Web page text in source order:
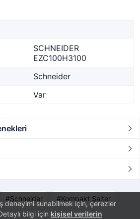
deneyimi sunabilmek için, çerezler
bilgi için kişisel verilerin
SCHNEIDER
EZC100H3100
Schneider
Var
Schneider Kompakt Şalter